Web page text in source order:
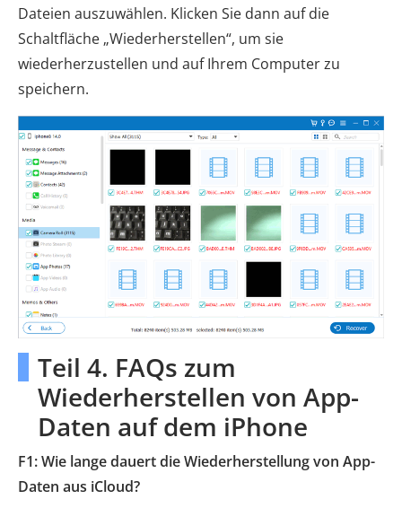
Dateien auszuwählen. Klicken Sie dann auf die
Schaltfläche „Wiederherstellen“, um sie
wiederherzustellen und auf Ihrem Computer zu
speichern.
Teil 4. FAQs zum
Wiederherstellen von App-
Daten auf dem iPhone
F1: Wie lange dauert die Wiederherstellung von App-
Daten aus iCloud?